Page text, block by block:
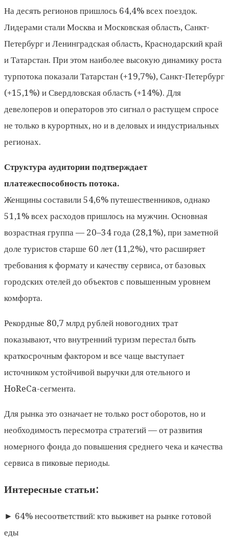
На десять регионов пришлось 64,4% всех поездок.
Лидерами стали Москва и Московская область, Санкт-
Петербург и Ленинградская область, Краснодарский край
и Татарстан. При этом наиболее высокую динамику роста
турпотока показали Татарстан (+19,7%), Санкт-Петербург
(+15,1%) и Свердловская область (+14%). Для
девелоперов и операторов это сигнал о растущем спросе
не только в курортных, но и в деловых и индустриальных
регионах.
Структура аудитории подтверждает
платежеспособность потока.
Женщины составили 54,6% путешественников, однако
51,1% всех расходов пришлось на мужчин. Основная
возрастная группа — 20–34 года (28,1%), при заметной
доле туристов старше 60 лет (11,2%), что расширяет
требования к формату и качеству сервиса, от базовых
городских отелей до объектов с повышенным уровнем
комфорта.
Рекордные 80,7 млрд рублей новогодних трат
показывают, что внутренний туризм перестал быть
краткосрочным фактором и все чаще выступает
источником устойчивой выручки для отельного и
HoReCa-сегмента.
Для рынка это означает не только рост оборотов, но и
необходимость пересмотра стратегий — от развития
номерного фонда до повышения среднего чека и качества
сервиса в пиковые периоды.
Интересные статьи:
► 64% несоответствий: кто выживет на рынке готовой
еды